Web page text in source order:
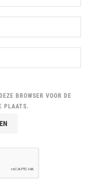
BROWSER VOOR DE
PLAATS.